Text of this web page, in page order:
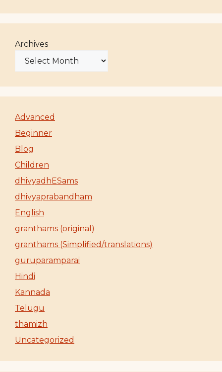
Archives
Advanced
Beginner
Blog
Children
dhivyadhESams
dhivyaprabandham
English
granthams (original)
granthams (Simplified/translations)
guruparamparai
Hindi
Kannada
Telugu
thamizh
Uncategorized